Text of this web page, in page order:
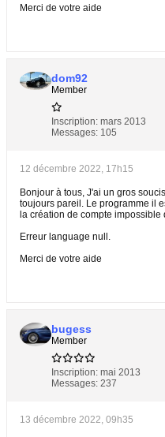
Merci de votre aide
dom92
Member
Inscription: mars 2013
Messages: 105
12 décembre 2022, 17h15
Bonjour à tous, J'ai un gros
toujours pareil. Le programme il
la création de compte
Erreur language null.
Merci de votre aide
bugess
Member
Inscription: mai 2013
Messages: 237
13 décembre 2022, 09h35